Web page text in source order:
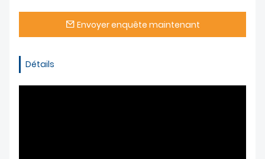
Envoyer enquête maintenant
Détails